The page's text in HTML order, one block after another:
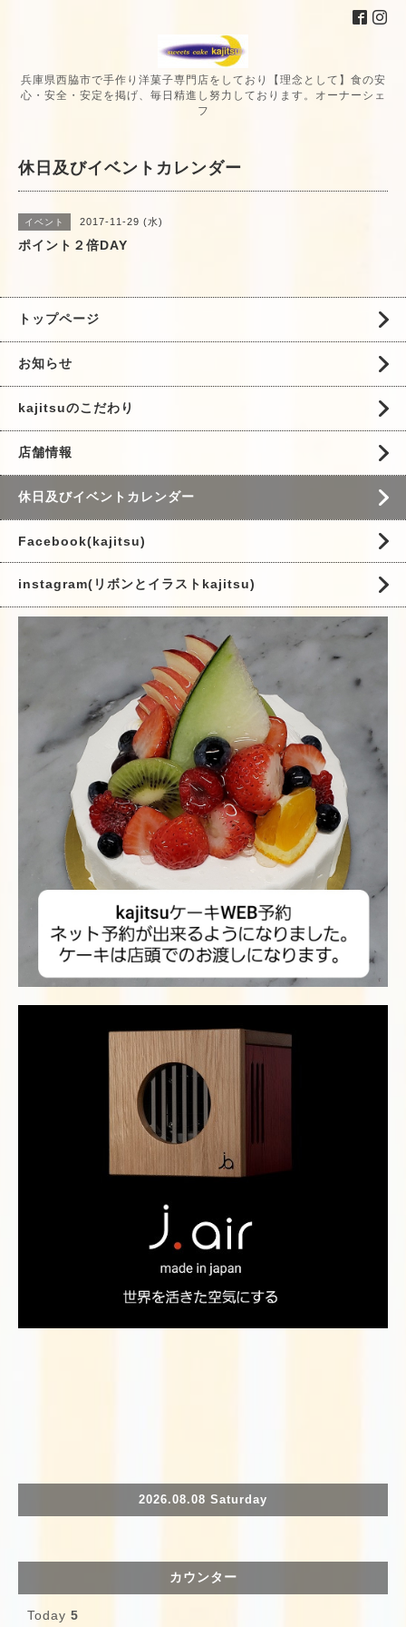
兵庫県西脇市で手作り洋菓子専門店をしており【理念として】食の安
心・安全・安定を掲げ、毎日精進し努力しております。オーナーシェ
フ
休日及びイベントカレンダー
イベント 2017-11-29 (水)
ポイント２倍DAY
トップページ
お知らせ
kajitsuのこだわり
店舗情報
休日及びイベントカレンダー
Facebook(kajitsu)
instagram(リボンとイラストkajitsu)
2026.08.08 Saturday
カウンター
Today 5